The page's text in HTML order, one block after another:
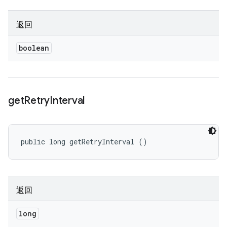
返回
boolean
getRetryInterval
public long getRetryInterval ()
返回
long